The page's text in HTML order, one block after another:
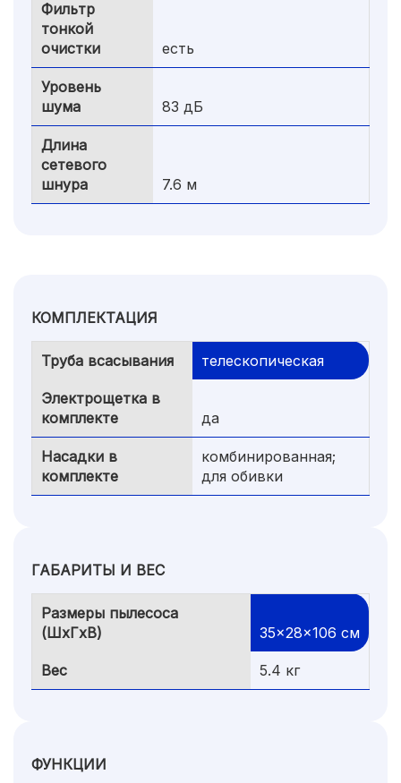
Фильтр
тонкой
очистки
есть
Уровень
шума
83 дБ
Длина
сетевого
шнура
7.6 м
КОМПЛЕКТАЦИЯ
Труба всасывания телескопическая
Электрощетка в
комплекте
да
Насадки в
комплекте
комбинированная;
для обивки
ГАБАРИТЫ И ВЕС
Размеры пылесоса
(ШxГxВ)
35x28x106 cм
Вес 5.4 кг
ФУНКЦИИ